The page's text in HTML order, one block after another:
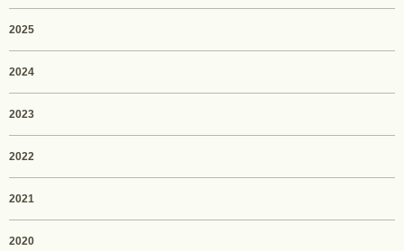
2025
2024
2023
2022
2021
2020